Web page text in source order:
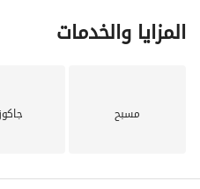
المزايا والخدمات
مسبح